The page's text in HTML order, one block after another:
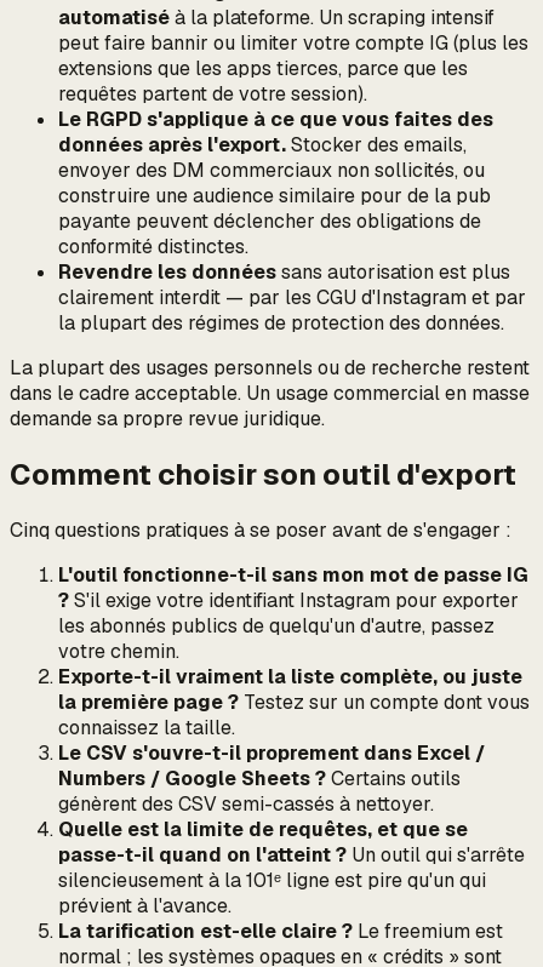
automatiséà la plateforme. Un scraping intensif
peut faire bannir ou limiter votre compte IG (plus les
extensions que les apps tierces, parce que les
requêtes partent de votre session).
Le RGPD s'applique à ce que vous faites des
données après l'export.Stocker des emails,
envoyer des DM commerciaux non sollicités, ou
construire une audience similaire pour de la pub
payante peuvent déclencher des obligations de
conformité distinctes.
Revendre les donnéessans autorisation est plus
clairement interdit — par les CGU d'Instagram et par
la plupart des régimes de protection des données.
La plupart des usages personnels ou de recherche restent
dans le cadre acceptable. Un usage commercial en masse
demande sa propre revue juridique.
Comment choisir son outil d'export
Cinq questions pratiques à se poser avant de s'engager :
L'outil fonctionne-t-il sans mon mot de passe IG
?S'il exige votre identifiant Instagram pour exporter
les abonnés publics de quelqu'un d'autre, passez
votre chemin.
Exporte-t-il vraiment la liste complète, ou juste
la première page ? Testez sur un compte dont vous
connaissez la taille.
Le CSV s'ouvre-t-il proprement dans Excel /
Numbers / Google Sheets ?Certains outils
génèrent des CSV semi-cassés à nettoyer.
Quelle est la limite de requêtes, et que se
passe-t-il quand on l'atteint ? Un outil qui s'arrête
silencieusement à la 101ᵉ ligne est pire qu'un qui
prévient à l'avance.
La tarification est-elle claire ? Le freemium est
normal ; les systèmes opaques en « crédits » sont